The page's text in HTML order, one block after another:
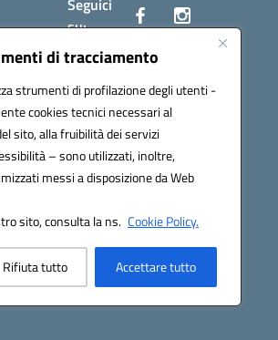
di tracciamento
strumenti di profilazione degli utenti -
cookies tecnici necessari al
sito, alla fruibilità dei servizi
– sono utilizzati, inoltre,
messi a disposizione da Web
sito, consulta la ns. Cookie Policy.
Rifiuta tutto Accettare tutto
Seguici
su: